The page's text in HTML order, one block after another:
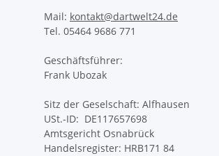
Mail: kontakt@dartwelt24.de
Tel. 05464 9686 771
Geschäftsführer:
Frank Ubozak
Sitz der Geselschaft: Alfhausen
USt.-ID: DE117657698
Amtsgericht Osnabrück
Handelsregister: HRB171 84